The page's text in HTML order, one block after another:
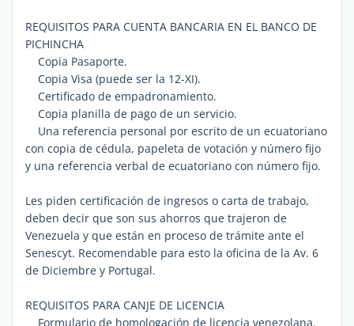
REQUISITOS PARA CUENTA BANCARIA EN EL BANCO DE
PICHINCHA
Copia Pasaporte.
Copia Visa (puede ser la 12-XI).
Certificado de empadronamiento.
Copia planilla de pago de un servicio.
Una referencia personal por escrito de un ecuatoriano
con copia de cédula, papeleta de votación y número fijo
y una referencia verbal de ecuatoriano con número fijo.
Les piden certificación de ingresos o carta de trabajo,
deben decir que son sus ahorros que trajeron de
Venezuela y que están en proceso de trámite ante el
Senescyt. Recomendable para esto la oficina de la Av. 6
de Diciembre y Portugal.
REQUISITOS PARA CANJE DE LICENCIA
Formulario de homologación de licencia venezolana.